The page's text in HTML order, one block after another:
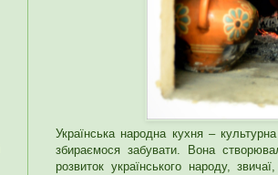
Українська народна кухня –
збираємося забувати. Вона
розвиток українського народу,